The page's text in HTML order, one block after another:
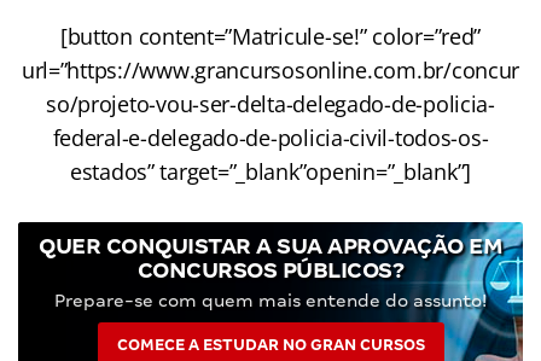
[button content=”Matricule-se!” color=”red”
url=”https://www.grancursosonline.com.br/concur
so/projeto-vou-ser-delta-delegado-de-policia-
federal-e-delegado-de-policia-civil-todos-os-
estados” target=”_blank”openin=”_blank”]
QUER CONQUISTAR A SUA APROVAÇÃO EM
CONCURSOS PÚBLICOS?
Prepare-se com quem mais entende do assunto!
COMECE A ESTUDAR NO GRAN CURSOS